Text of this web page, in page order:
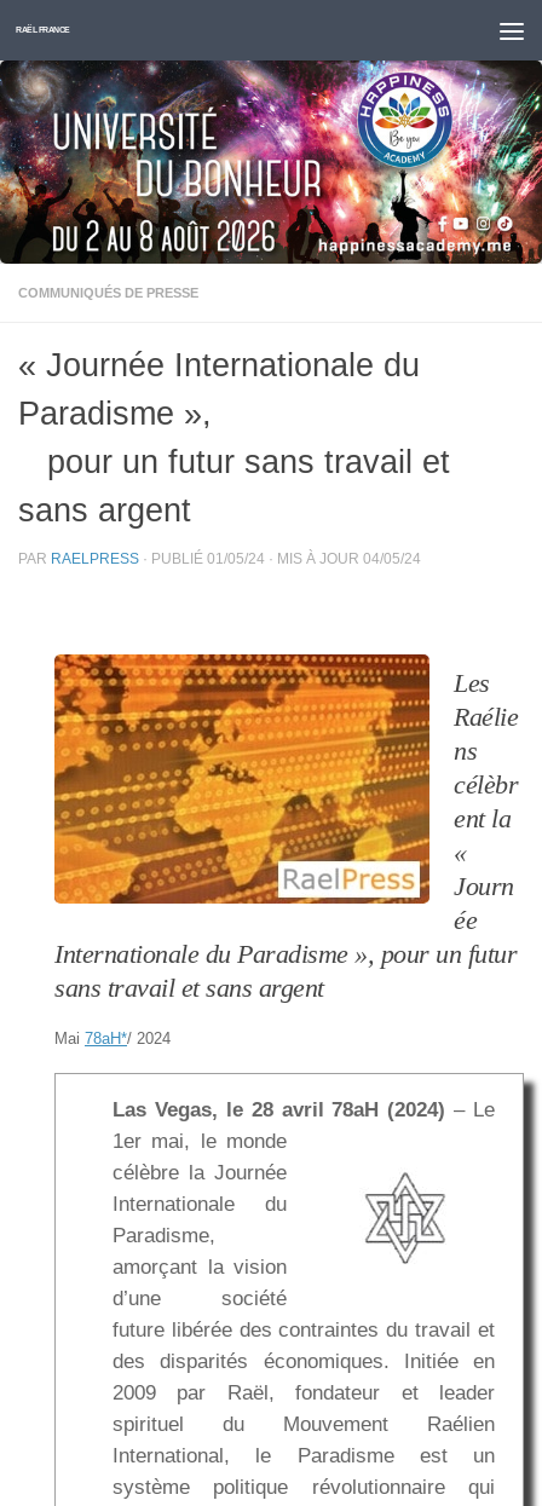
Skip to content
RAËL FRANCE
COMMUNIQUÉS DE PRESSE
« Journée Internationale du
Paradisme »,
pour un futur sans travail et
sans argent
PAR RAELPRESS · PUBLIÉ 01/05/24 · MIS À JOUR 04/05/24
Les
Raélie
ns
célèbr
ent la
«
Journ
ée
Internationale du Paradisme », pour un futur
sans travail et sans argent
Mai 78aH*/ 2024
Las Vegas, le 28 avril 78aH (2024) – Le
1er mai, le monde
célèbre la Journée
Internationale du
Paradisme,
amorçant la vision
d’une société
future libérée des contraintes du travail et
des disparités économiques. Initiée en
2009 par Raël, fondateur et leader
spirituel du Mouvement Raélien
International, le Paradisme est un
système politique révolutionnaire qui